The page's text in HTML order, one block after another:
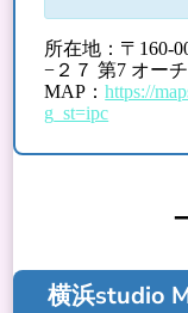
所在地：〒160-
−２７ 第7 オー
MAP：https://
g_st=ipc
横浜studio